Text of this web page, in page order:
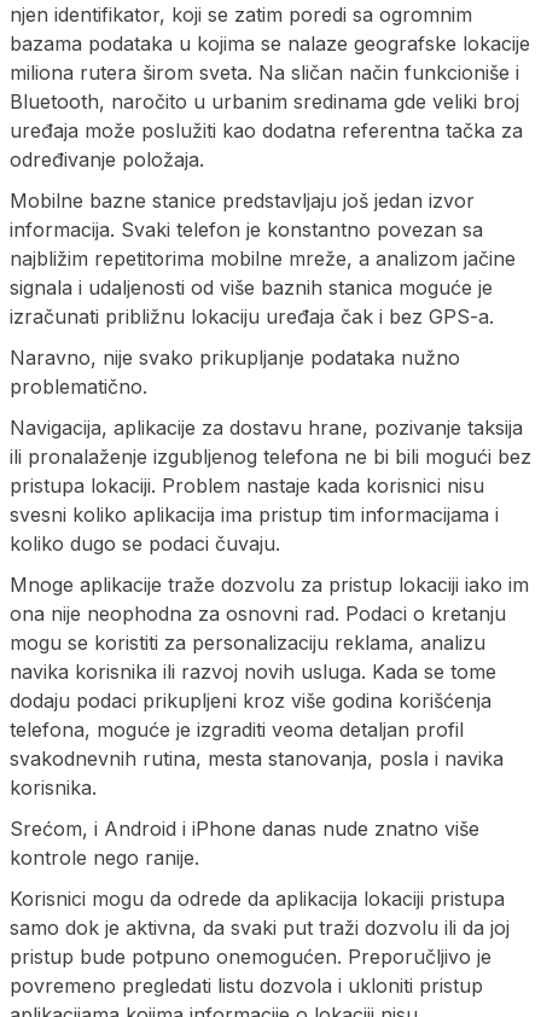
njen identifikator, koji se zatim poredi sa ogromnim
bazama podataka u kojima se nalaze geografske lokacije
miliona rutera širom sveta. Na sličan način funkcioniše i
Bluetooth, naročito u urbanim sredinama gde veliki broj
uređaja može poslužiti kao dodatna referentna tačka za
određivanje položaja.
Mobilne bazne stanice predstavljaju još jedan izvor
informacija. Svaki telefon je konstantno povezan sa
najbližim repetitorima mobilne mreže, a analizom jačine
signala i udaljenosti od više baznih stanica moguće je
izračunati približnu lokaciju uređaja čak i bez GPS-a.
Naravno, nije svako prikupljanje podataka nužno
problematično.
Navigacija, aplikacije za dostavu hrane, pozivanje taksija
ili pronalaženje izgubljenog telefona ne bi bili mogući bez
pristupa lokaciji. Problem nastaje kada korisnici nisu
svesni koliko aplikacija ima pristup tim informacijama i
koliko dugo se podaci čuvaju.
Mnoge aplikacije traže dozvolu za pristup lokaciji iako im
ona nije neophodna za osnovni rad. Podaci o kretanju
mogu se koristiti za personalizaciju reklama, analizu
navika korisnika ili razvoj novih usluga. Kada se tome
dodaju podaci prikupljeni kroz više godina korišćenja
telefona, moguće je izgraditi veoma detaljan profil
svakodnevnih rutina, mesta stanovanja, posla i navika
korisnika.
Srećom, i Android i iPhone danas nude znatno više
kontrole nego ranije.
Korisnici mogu da odrede da aplikacija lokaciji pristupa
samo dok je aktivna, da svaki put traži dozvolu ili da joj
pristup bude potpuno onemogućen. Preporučljivo je
povremeno pregledati listu dozvola i ukloniti pristup